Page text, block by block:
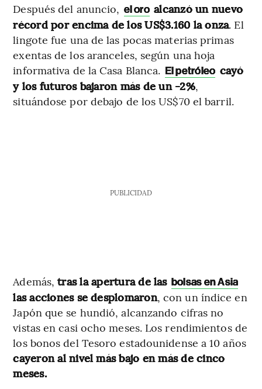
Después del anuncio, el oro alcanzó un nuevo
récord por encima de los US$3.160 la onza. El
lingote fue una de las pocas materias primas
exentas de los aranceles, según una hoja
informativa de la Casa Blanca. El petróleo cayó
y los futuros bajaron más de un -2%,
situándose por debajo de los US$70 el barril.
PUBLICIDAD
Además,tras la apertura de las bolsas en Asia
las acciones se desplomaron, con un índice en
Japón que se hundió, alcanzando cifras no
vistas en casi ocho meses. Los rendimientos de
los bonos del Tesoro estadounidense a 10 años
cayeron al nivel más bajo en más de cinco
meses.